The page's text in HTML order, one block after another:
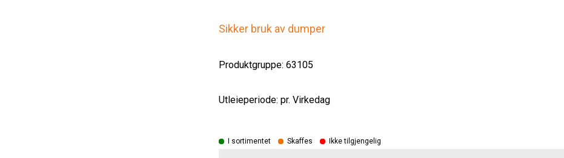
Sikker bruk av dumper
Produktgruppe: 63105
Utleieperiode: pr. Virkedag
I sortimentet Skaffes Ikke tilgjengelig